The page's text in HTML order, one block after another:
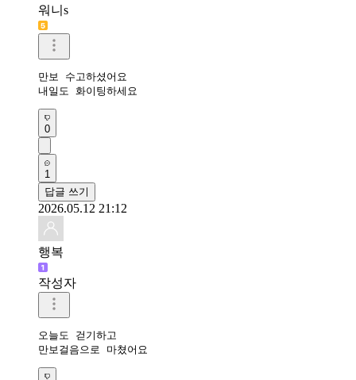
워니s
만보 수고하셨어요
내일도 화이팅하세요
0
1
답글 쓰기
2026.05.12 21:12
행복
작성자
오늘도 걷기하고
만보걸음으로 마쳤어요